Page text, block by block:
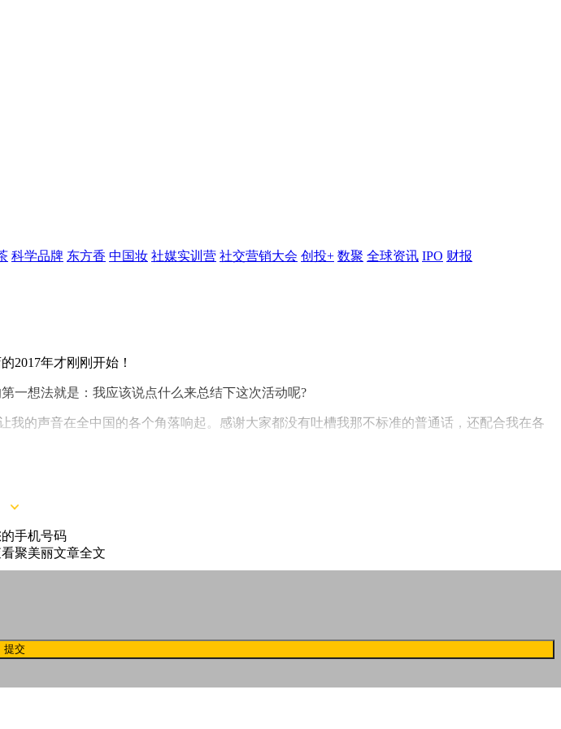
科学品牌 东方香 中国妆 社媒实训营 社交营销大会 创投+ 数聚 全球资讯 IPO 财报
2017年才刚刚开始！
一想法就是：我应该说点什么来总结下这次活动呢?
的声音在全中国的各个角落响起。感谢大家都没有吐槽我那不标准的普通话，还配合我在各
手机号码
聚美丽文章全文
提交